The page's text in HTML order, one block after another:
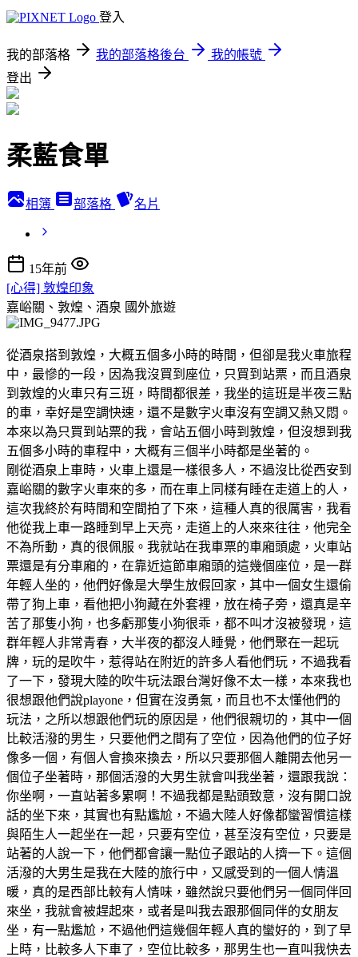
登入
我的部落格 我的部落格後台
我的帳號
登出
柔藍食單
相簿 部落格 名片
15年前
[心得] 敦煌印象
嘉峪關、敦煌、酒泉 國外旅遊
從酒泉搭到敦煌，大概五個多小時的時間，但卻是我火車旅程
中，最慘的一段，因為我沒買到座位，只買到站票，而且酒泉
到敦煌的火車只有三班，時間都很差，我坐的這班是半夜三點
的車，幸好是空調快速，還不是數字火車沒有空調又熱又悶。
本來以為只買到站票的我，會站五個小時到敦煌，但沒想到我
五個多小時的車程中，大概有三個半小時都是坐著的。
剛從酒泉上車時，火車上還是一樣很多人，不過沒比從西安到
嘉峪關的數字火車來的多，而在車上同樣有睡在走道上的人，
這次我終於有時間和空間拍了下來，這種人真的很厲害，我看
他從我上車一路睡到早上天亮，走道上的人來來往往，他完全
不為所動，真的很佩服。我就站在我車票的車廂頭處，火車站
票還是有分車廂的，在靠近這節車廂頭的這幾個座位，是一群
年輕人坐的，他們好像是大學生放假回家，其中一個女生還偷
帶了狗上車，看他把小狗藏在外套裡，放在椅子旁，還真是辛
苦了那隻小狗，也多虧那隻小狗很乖，都不叫才沒被發現，這
群年輕人非常青春，大半夜的都沒人睡覺，他們聚在一起玩
牌，玩的是吹牛，惹得站在附近的許多人看他們玩，不過我看
了一下，發現大陸的吹牛玩法跟台灣好像不太一樣，本來我也
很想跟他們說playone，但實在沒勇氣，而且也不太懂他們的
玩法，之所以想跟他們玩的原因是，他們很親切的，其中一個
比較活潑的男生，只要他們之間有了空位，因為他們的位子好
像多一個，有個人會換來換去，所以只要那個人離開去他另一
個位子坐著時，那個活潑的大男生就會叫我坐著，還跟我說：
你坐啊，一直站著多累啊！不過我都是點頭致意，沒有開口說
話的坐下來，其實也有點尷尬，不過大陸人好像都蠻習慣這樣
與陌生人一起坐在一起，只要有空位，甚至沒有空位，只要是
站著的人說一下，他們都會讓一點位子跟站的人擠一下。這個
活潑的大男生是我在大陸的旅行中，又感受到的一個人情溫
暖，真的是西部比較有人情味，雖然說只要他們另一個同伴回
來坐，我就會被趕起來，或者是叫我去跟那個同伴的女朋友
坐，有一點尷尬，不過他們這幾個年輕人真的蠻好的，到了早
上時，比較多人下車了，空位比較多，那男生也一直叫我快去